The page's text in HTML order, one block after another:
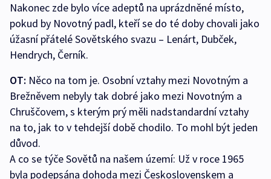
Nakonec zde bylo více adeptů na uprázdněné místo,
pokud by Novotný padl, kteří se do té doby chovali jako
úžasní přátelé Sovětského svazu –­ Lenárt, Dubček,
Hendrych, Černík.
OT: Něco na tom je. Osobní vztahy mezi Novotným a
Brežněvem nebyly tak dobré jako mezi Novotným a
Chruščovem, s kterým prý měli nadstandardní vztahy
na to, jak to v tehdejší době chodilo. To mohl být jeden
důvod.
A co se týče Sovětů na našem území: Už v roce 1965
byla podepsána dohoda mezi Československem a